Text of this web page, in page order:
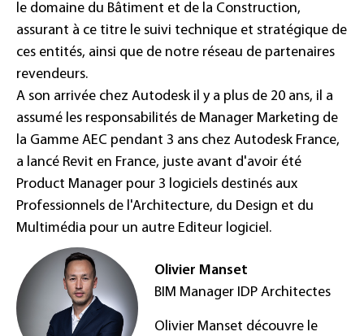
le domaine du Bâtiment et de la Construction,
assurant à ce titre le suivi technique et stratégique de
ces entités, ainsi que de notre réseau de partenaires
revendeurs.
A son arrivée chez Autodesk il y a plus de 20 ans, il a
assumé les responsabilités de Manager Marketing de
la Gamme AEC pendant 3 ans chez Autodesk France,
a lancé Revit en France, juste avant d'avoir été
Product Manager pour 3 logiciels destinés aux
Professionnels de l'Architecture, du Design et du
Multimédia pour un autre Editeur logiciel.
Olivier Manset
BIM Manager IDP Architectes
Olivier Manset découvre le